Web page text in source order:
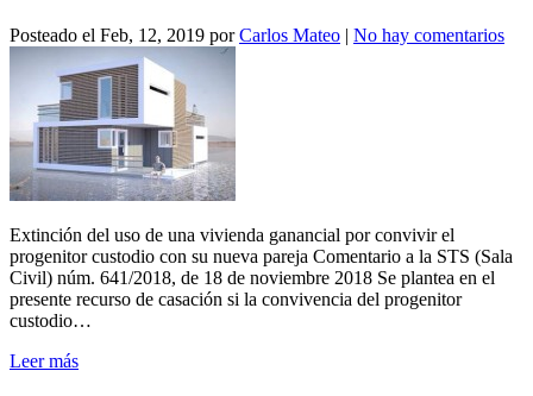
Posteado el Feb, 12, 2019 porCarlos Mateo | No hay comentarios
Extinción del uso de una vivienda ganancial por convivir el
progenitor custodio con su nueva pareja Comentario a la STS (Sala
Civil) núm. 641/2018, de 18 de noviembre 2018 Se plantea en el
presente recurso de casación si la convivencia del progenitor
custodio…
Leer más